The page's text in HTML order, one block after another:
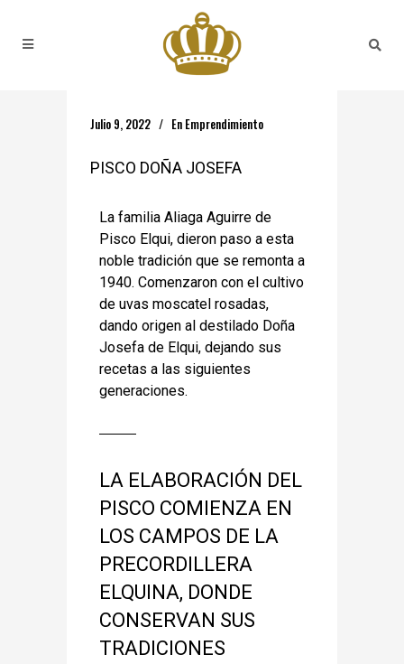
Julio 9, 2022 En Emprendimiento
PISCO DOÑA JOSEFA
La familia Aliaga Aguirre de
Pisco Elqui, dieron paso a esta
noble tradición que se remonta a
1940. Comenzaron con el cultivo
de uvas moscatel rosadas,
dando origen al destilado Doña
Josefa de Elqui, dejando sus
recetas a las siguientes
generaciones.
LA ELABORACIÓN DEL
PISCO COMIENZA EN
LOS CAMPOS DE LA
PRECORDILLERA
ELQUINA, DONDE
CONSERVAN SUS
TRADICIONES